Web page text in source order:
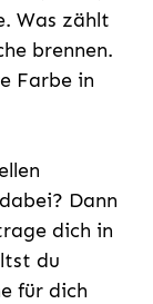
Was zählt
brennen.
Farbe in
Dann
dich in
du
für dich